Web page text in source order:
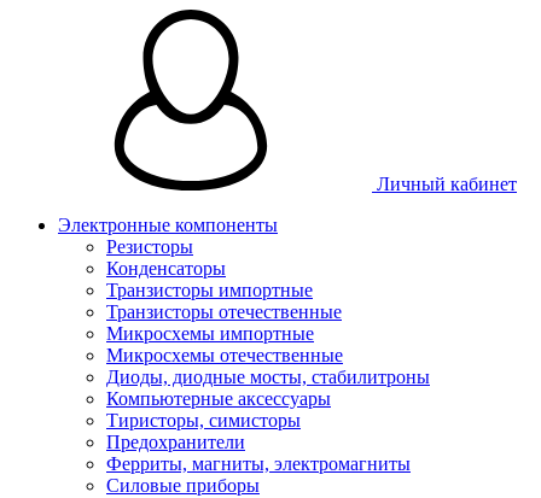
Личный кабинет
Электронные компоненты
Резисторы
Конденсаторы
Транзисторы импортные
Транзисторы отечественные
Микросхемы импортные
Микросхемы отечественные
Диоды, диодные мосты, стабилитроны
Компьютерные аксессуары
Тиристоры, симисторы
Предохранители
Ферриты, магниты, электромагниты
Силовые приборы